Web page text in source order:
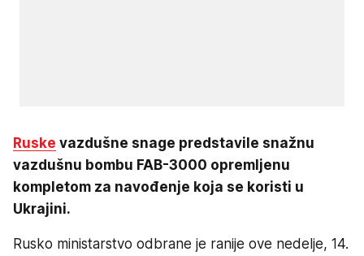
Ruske vazdušne snage predstavile snažnu
vazdušnu bombu FAB-3000 opremljenu
kompletom za navođenje koja se koristi u
Ukrajini.
Rusko ministarstvo odbrane je ranije ove nedelje, 14.